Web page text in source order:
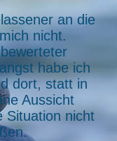
an die
nicht.
habe ich
dort, statt in
Aussicht
Situation nicht